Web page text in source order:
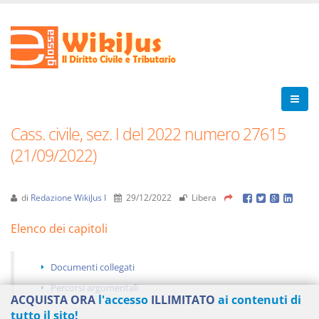
Cass. civile, sez. I del 2022 numero 27615
(21/09/2022)
di Redazione WikiJus I 29/12/2022 Libera
Elenco dei capitoli
Documenti collegati
Percorsi argomentali
ACQUISTA ORA l'accesso ILLIMITATO ai contenuti di
tutto il sito!